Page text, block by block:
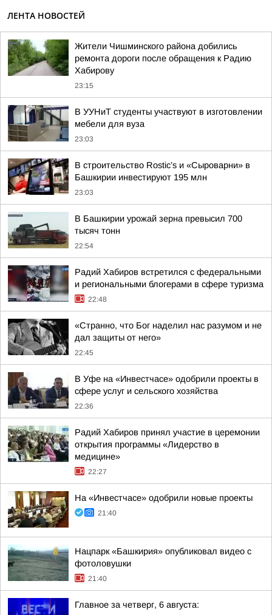
ЛЕНТА НОВОСТЕЙ
Жители Чишминского района добились
ремонта дороги после обращения к Радию
Хабирову
23:15
В УУНиТ студенты участвуют в изготовлении
мебели для вуза
23:03
В строительство Rostic’s и «Сыроварни» в
Башкирии инвестируют 195 млн
23:03
В Башкирии урожай зерна превысил 700
тысяч тонн
22:54
Радий Хабиров встретился с федеральными
и региональными блогерами в сфере туризма
22:48
«Странно, что Бог наделил нас разумом и не
дал защиты от него»
22:45
В Уфе на «Инвестчасе» одобрили проекты в
сфере услуг и сельского хозяйства
22:36
Радий Хабиров принял участие в церемонии
открытия программы «Лидерство в
медицине»
22:27
На «Инвестчасе» одобрили новые проекты
21:40
Нацпарк «Башкирия» опубликовал видео с
фотоловушки
21:40
Главное за четверг, 6 августа: